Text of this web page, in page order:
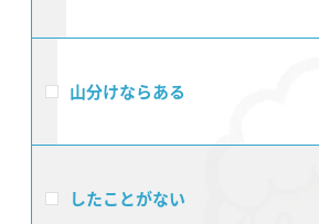
山分けならある
したことがない